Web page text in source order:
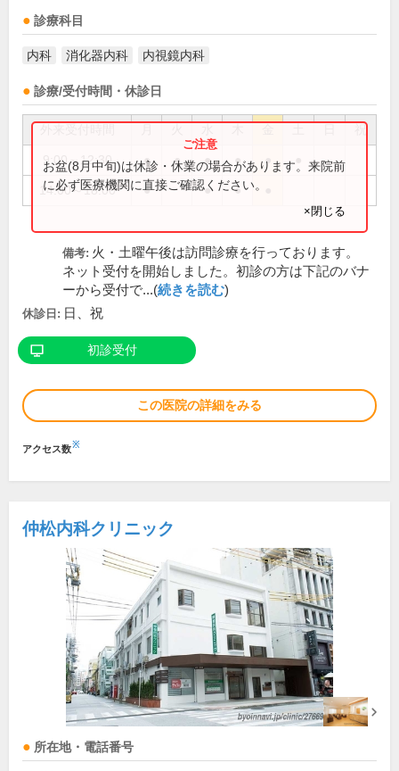
診療科目
内科 消化器内科 内視鏡内科
診療/受付時間・休診日
祝
9:00～12:30 ● ● ● ● ●
14:00～18:00 ● ● ●
お盆(8月中旬)は休診・休業の場合があります。来院前
に必ず医療機関に直接ご確認ください。
×閉じる
備考: 火・土曜午後は訪問診療を行っております。
ネット受付を開始しました。初診の方は下記のバナ
ーから受付で...(続きを読む)
休診日: 日、祝
初診受付
この医院の詳細をみる
アクセス数※
仲松内科クリニック
所在地・電話番号